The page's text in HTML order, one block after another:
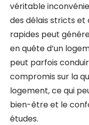
véritable
des délais stricts et
rapides peut
en quête d’un
peut parfois
compromis sur la
logement, ce qui
bien-être et le
études.